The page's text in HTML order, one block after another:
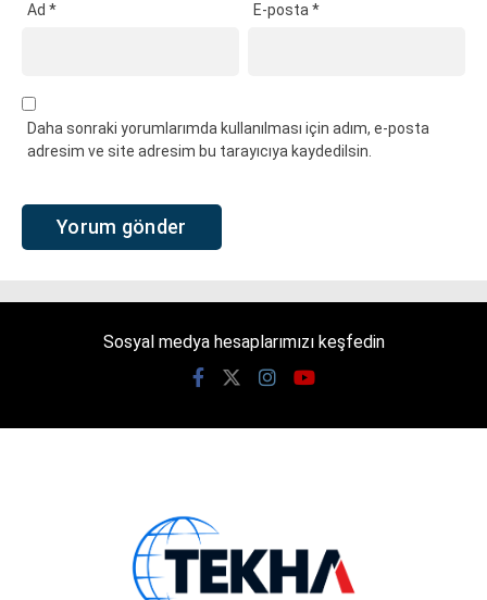
Ad * E-posta*
Daha sonraki yorumlarımda kullanılması için adım, e-posta
adresim ve site adresim bu tarayıcıya kaydedilsin.
Sosyal medya hesaplarımızı keşfedin